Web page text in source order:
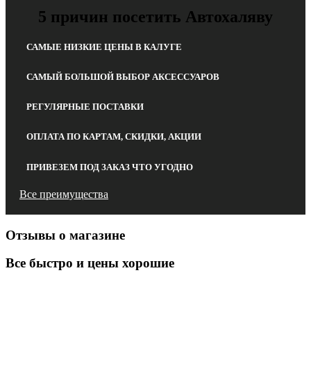
5 причин посетить Автохаляву
САМЫЕ НИЗКИЕ ЦЕНЫ В КАЛУГЕ
САМЫЙ БОЛЬШОЙ ВЫБОР АКСЕССУАРОВ
РЕГУЛЯРНЫЕ ПОСТАВКИ
ОПЛАТА ПО КАРТАМ, СКИДКИ, АКЦИИ
ПРИВЕЗЕМ ПОД ЗАКАЗ ЧТО УГОДНО
Все преимущества
Отзывы о магазине
Все быстро и цены хорошие